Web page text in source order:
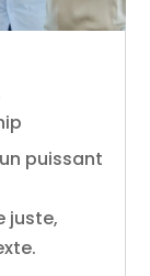
puissant
juste,